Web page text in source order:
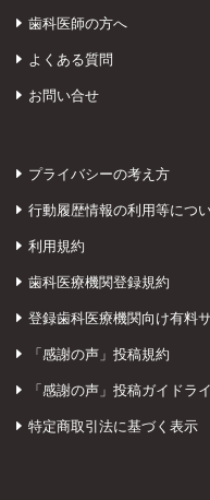
歯科医師の方へ
よくある質問
お問い合せ
プライバシーの考え方
行動履歴情報の利用等につ
利用規約
歯科医療機関登録規約
登録歯科医療機関向け有料
「感謝の声」投稿規約
「感謝の声」投稿ガイドラ
特定商取引法に基づく表示